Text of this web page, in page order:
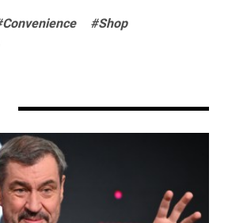
#Shop